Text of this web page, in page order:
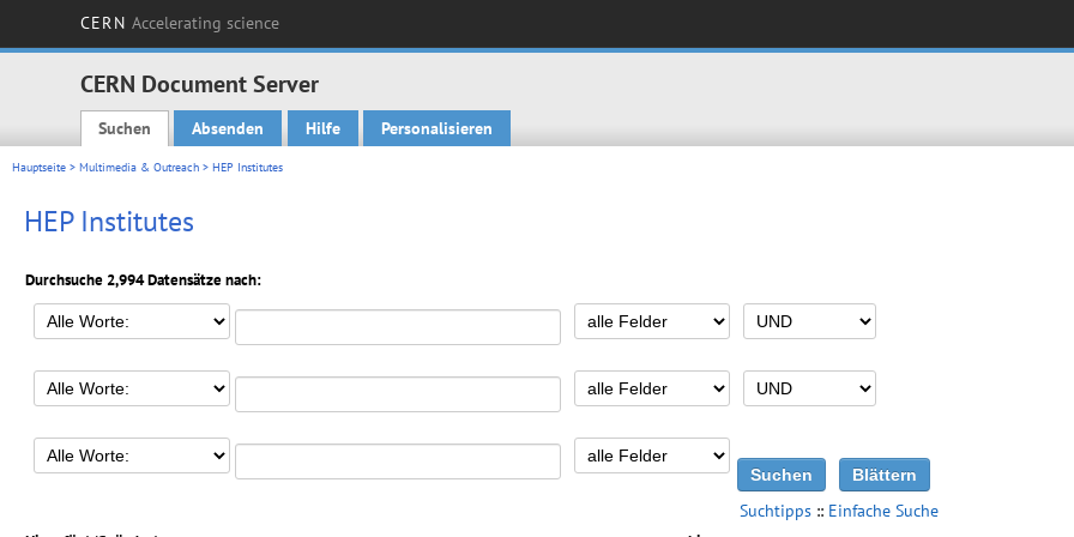
CERN Accelerating science
CERN Document Server
Main menu
Suchen Absenden Hilfe Personalisieren
Hauptseite > Multimedia & Outreach > HEP Institutes
HEP Institutes
Durchsuche 2,994 Datensätze nach:
Suchtipps :: Einfache Suche